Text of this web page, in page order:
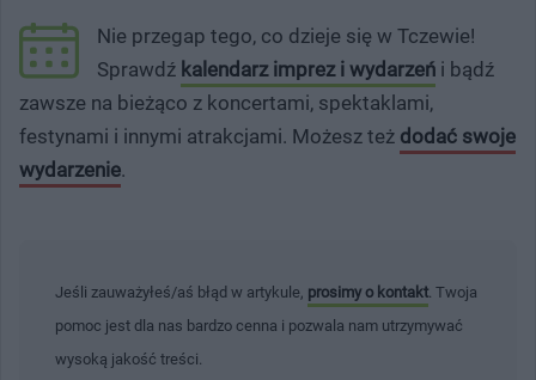
Nie przegap tego, co dzieje się w Tczewie!
Sprawdź kalendarz imprez i wydarzeń i bądź
zawsze na bieżąco z koncertami, spektaklami,
festynami i innymi atrakcjami. Możesz też dodać swoje
wydarzenie.
Jeśli zauważyłeś/aś błąd w artykule, prosimy o kontakt . Twoja
pomoc jest dla nas bardzo cenna i pozwala nam utrzymywać
wysoką jakość treści.